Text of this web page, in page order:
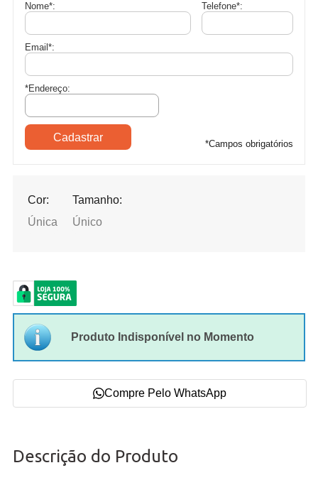
Nome*: Telefone*:
Email *:
*Endereço:
*Campos obrigatórios
Cor:
Única
Tamanho:
Único
Produto Indisponível no Momento
Compre Pelo WhatsApp
Descrição do Produto